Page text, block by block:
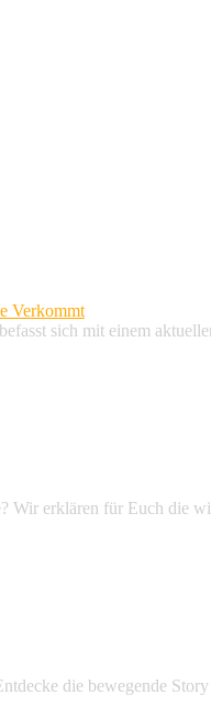
Verkommt
sich mit einem
Wir erklären für Euch die
die bewegende